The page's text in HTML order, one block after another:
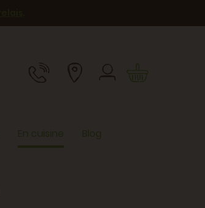
.
En cuisine Blog